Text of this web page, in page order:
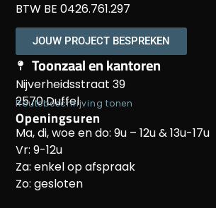
BTW BE 0426.761.297
JOUW PROJECT BESPREKEN
Toonzaal en kantoren
Nijverheidsstraat 39
2570 Duffel
Routebeschrijving tonen
Openingsuren
Ma, di, woe en do: 9u – 12u & 13u-17u
Vr: 9-12u
Za: enkel op afspraak
Zo: gesloten